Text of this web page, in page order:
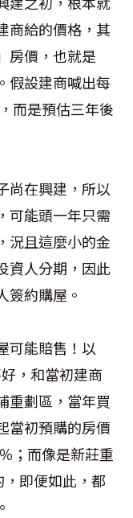
商給的價格，其
房價，也就是
假設建商喊出每
而是預估三年後
尚在興建，所以
可能頭一年只需
況且這麼小的金
資人分期，因此
簽約購屋。
可能賠售！以
，和當初建商
重劃區，當年買
當初預購的房價
；而像是新莊重
即便如此，都